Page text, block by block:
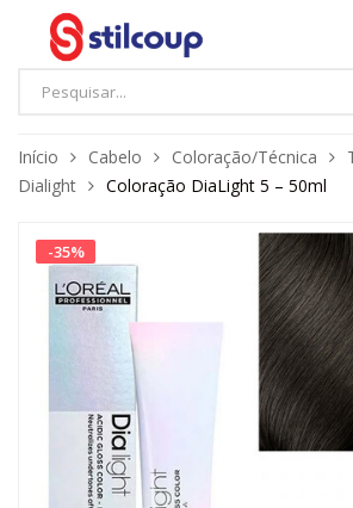
Início Cabelo Coloração/Técnica
Dialight
Coloração DiaLight 5 – 50ml
-35%